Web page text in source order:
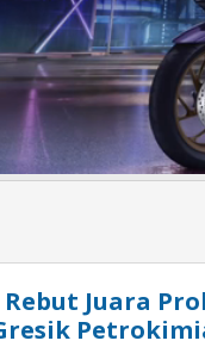
Juara